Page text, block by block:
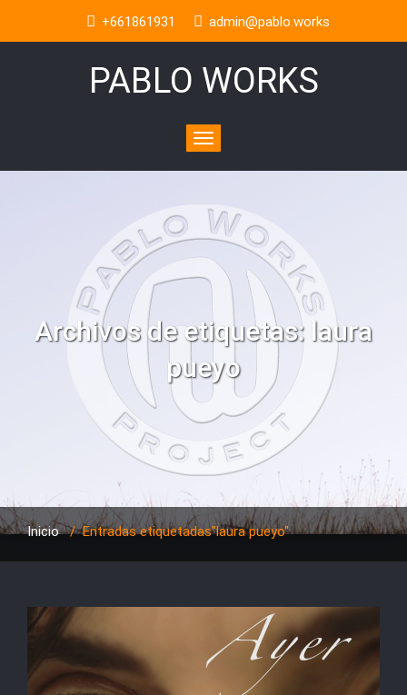
+661861931 admin@pablo.works
PABLO WORKS
Toggle
navigation
Archivos de etiquetas: laura
pueyo
Inicio/Entradas etiquetadas"laura pueyo"